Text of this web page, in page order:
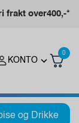
frakt over400,-*
KONTO
0
og Drikke